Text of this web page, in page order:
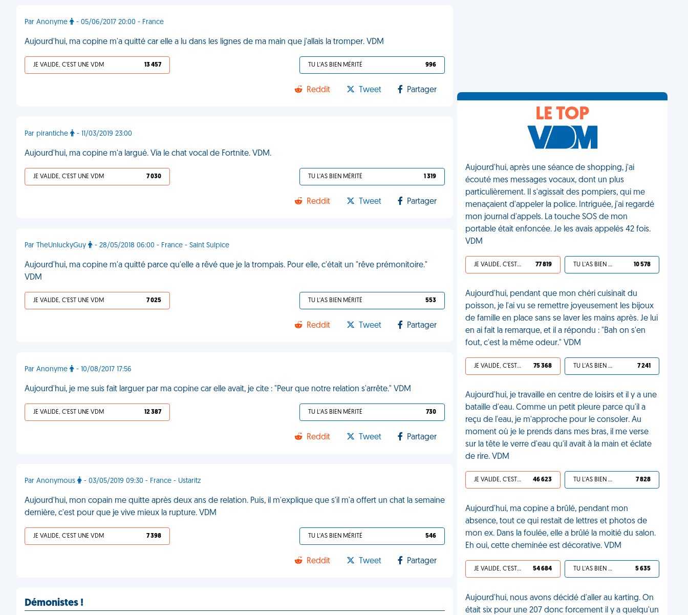
Par Anonyme - 05/06/2017 20:00 - France
Aujourd'hui, ma copine m'a quitté car elle a lu dans les lignes de ma main que j'allais la tromper. VDM
JE VALIDE, C'EST UNE VDM 13 457 TU L'AS BIEN MÉRITÉ 996
Reddit Tweet Partager
Par pirantiche - 11/03/2019 23:00
Aujourd'hui, ma copine m'a largué. Via le chat vocal de Fortnite. VDM.
JE VALIDE, C'EST UNE VDM 7 030 TU L'AS BIEN MÉRITÉ 1 319
Reddit Tweet Partager
Par TheUnluckyGuy - 28/05/2018 06:00 - France - Saint Sulpice
Aujourd'hui, ma copine m'a quitté parce qu'elle a rêvé que je la trompais. Pour elle, c'était un "rêve prémonitoire."
VDM
JE VALIDE, C'EST UNE VDM 7 025 TU L'AS BIEN MÉRITÉ 553
Reddit Tweet Partager
Par Anonyme - 10/08/2017 17:56
Aujourd'hui, je me suis fait larguer par ma copine car elle avait, je cite : "Peur que notre relation s'arrête." VDM
JE VALIDE, C'EST UNE VDM 12 387 TU L'AS BIEN MÉRITÉ 730
Reddit Tweet Partager
Par Anonymous - 03/05/2019 09:30 - France - Ustaritz
Aujourd'hui, mon copain me quitte après deux ans de relation. Puis, il m'explique que s'il m'a offert un chat la semaine
dernière, c'est pour que je vive mieux la rupture. VDM
JE VALIDE, C'EST UNE VDM 7 398 TU L'AS BIEN MÉRITÉ 546
Reddit Tweet Partager
Démonistes !
LE TOP
Aujourd'hui, après une séance de shopping, j'ai
écouté mes messages vocaux, dont un plus
particulièrement. Il s'agissait des pompiers, qui me
menaçaient d'appeler la police. Intriguée, j'ai regardé
mon journal d'appels. La touche SOS de mon
portable était enfoncée. Je les avais appelés 42 fois.
VDM
JE VALIDE, C'EST UNE VDM 77 819 TU L'AS BIEN MÉRITÉ 10 578
Aujourd'hui, pendant que mon chéri cuisinait du
poisson, je l'ai vu se remettre joyeusement les bijoux
de famille en place sans se laver les mains après. Je lui
en ai fait la remarque, et il a répondu : "Bah on s'en
fout, c'est la même odeur." VDM
JE VALIDE, C'EST UNE VDM 75 368 TU L'AS BIEN MÉRITÉ 7 241
Aujourd'hui, je travaille en centre de loisirs et il y a une
bataille d'eau. Comme un petit pleure parce qu'il a
reçu de l'eau, je m'approche pour le consoler. Au
moment où je le prends dans mes bras, il me verse
sur la tête le verre d'eau qu'il avait à la main et éclate
de rire. VDM
JE VALIDE, C'EST UNE VDM 46 623 TU L'AS BIEN MÉRITÉ 7 828
Aujourd'hui, ma copine a brûlé, pendant mon
absence, tout ce qui restait de lettres et photos de
mon ex. Dans la foulée, elle a brûlé la moitié du salon.
Eh oui, cette cheminée est décorative. VDM
JE VALIDE, C'EST UNE VDM 54 684 TU L'AS BIEN MÉRITÉ 5 635
Aujourd'hui, nous avons décidé d'aller au karting. On
était six pour une 207 donc forcement il y a quelqu'un